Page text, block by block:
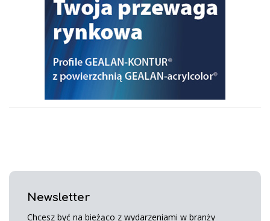
Newsletter
Chcesz być na bieżąco z wydarzeniami w branży